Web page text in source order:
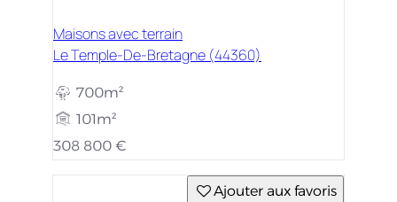
Maisons avec terrain
Le Temple-De-Bretagne (44360)
700m²
101m²
308 800 €
Ajouter aux favoris